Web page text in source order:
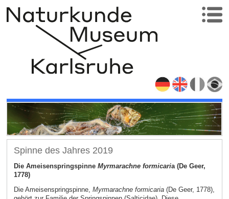
Spinne des Jahres 2019
Die Ameisenspringspinne Myrmarachne formicaria (De Geer,
1778)
Die Ameisenspringspinne, Myrmarachne formicaria(De Geer, 1778),